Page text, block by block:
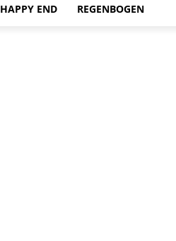
HAPPY END REGENBOGEN